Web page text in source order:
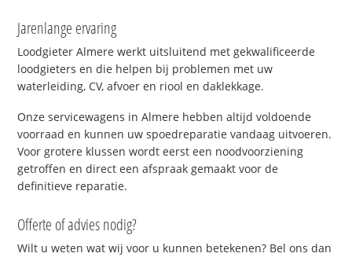
Jarenlange ervaring
Loodgieter Almere werkt uitsluitend met gekwalificeerde
loodgieters en die helpen bij problemen met uw
waterleiding, CV, afvoer en riool en daklekkage.
Onze servicewagens in Almere hebben altijd voldoende
voorraad en kunnen uw spoedreparatie vandaag uitvoeren.
Voor grotere klussen wordt eerst een noodvoorziening
getroffen en direct een afspraak gemaakt voor de
definitieve reparatie.
Offerte of advies nodig?
Wilt u weten wat wij voor u kunnen betekenen? Bel ons dan